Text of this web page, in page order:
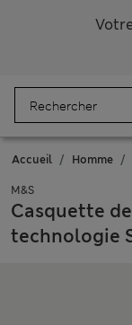
Accueil Homme
M&S
Casquette
technologie